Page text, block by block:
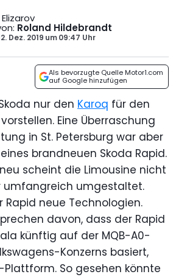
: Roland Hildebrandt
Dez. 2019 um09:47 Uhr
Als bevorzugte Quelle Motor1.com
auf Google hinzufügen
nur den Karoq für den
Eine Überraschung
in St. Petersburg war aber
brandneuen Skoda Rapid.
scheint die Limousine nicht
umfangreich umgestaltet.
neue Technologien.
davon, dass der Rapid
künftig auf der MQB-A0-
Konzerns basiert,
So gesehen könnte